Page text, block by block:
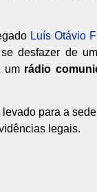
Luís Otávio
desfazer de
rádio
para a
legais.